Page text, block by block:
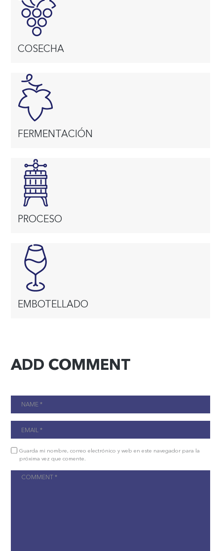
COSECHA
FERMENTACIÓN
PROCESO
EMBOTELLADO
ADD COMMENT
Guarda mi nombre, correo electrónico y web en este navegador para la
próxima vez que comente.